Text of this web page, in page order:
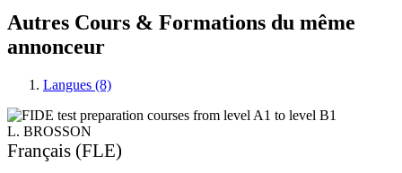
Autres Cours & Formations du même
annonceur
Langues (8)
L. BROSSON
Français (FLE)